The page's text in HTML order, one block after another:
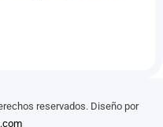
reservados. Diseño por